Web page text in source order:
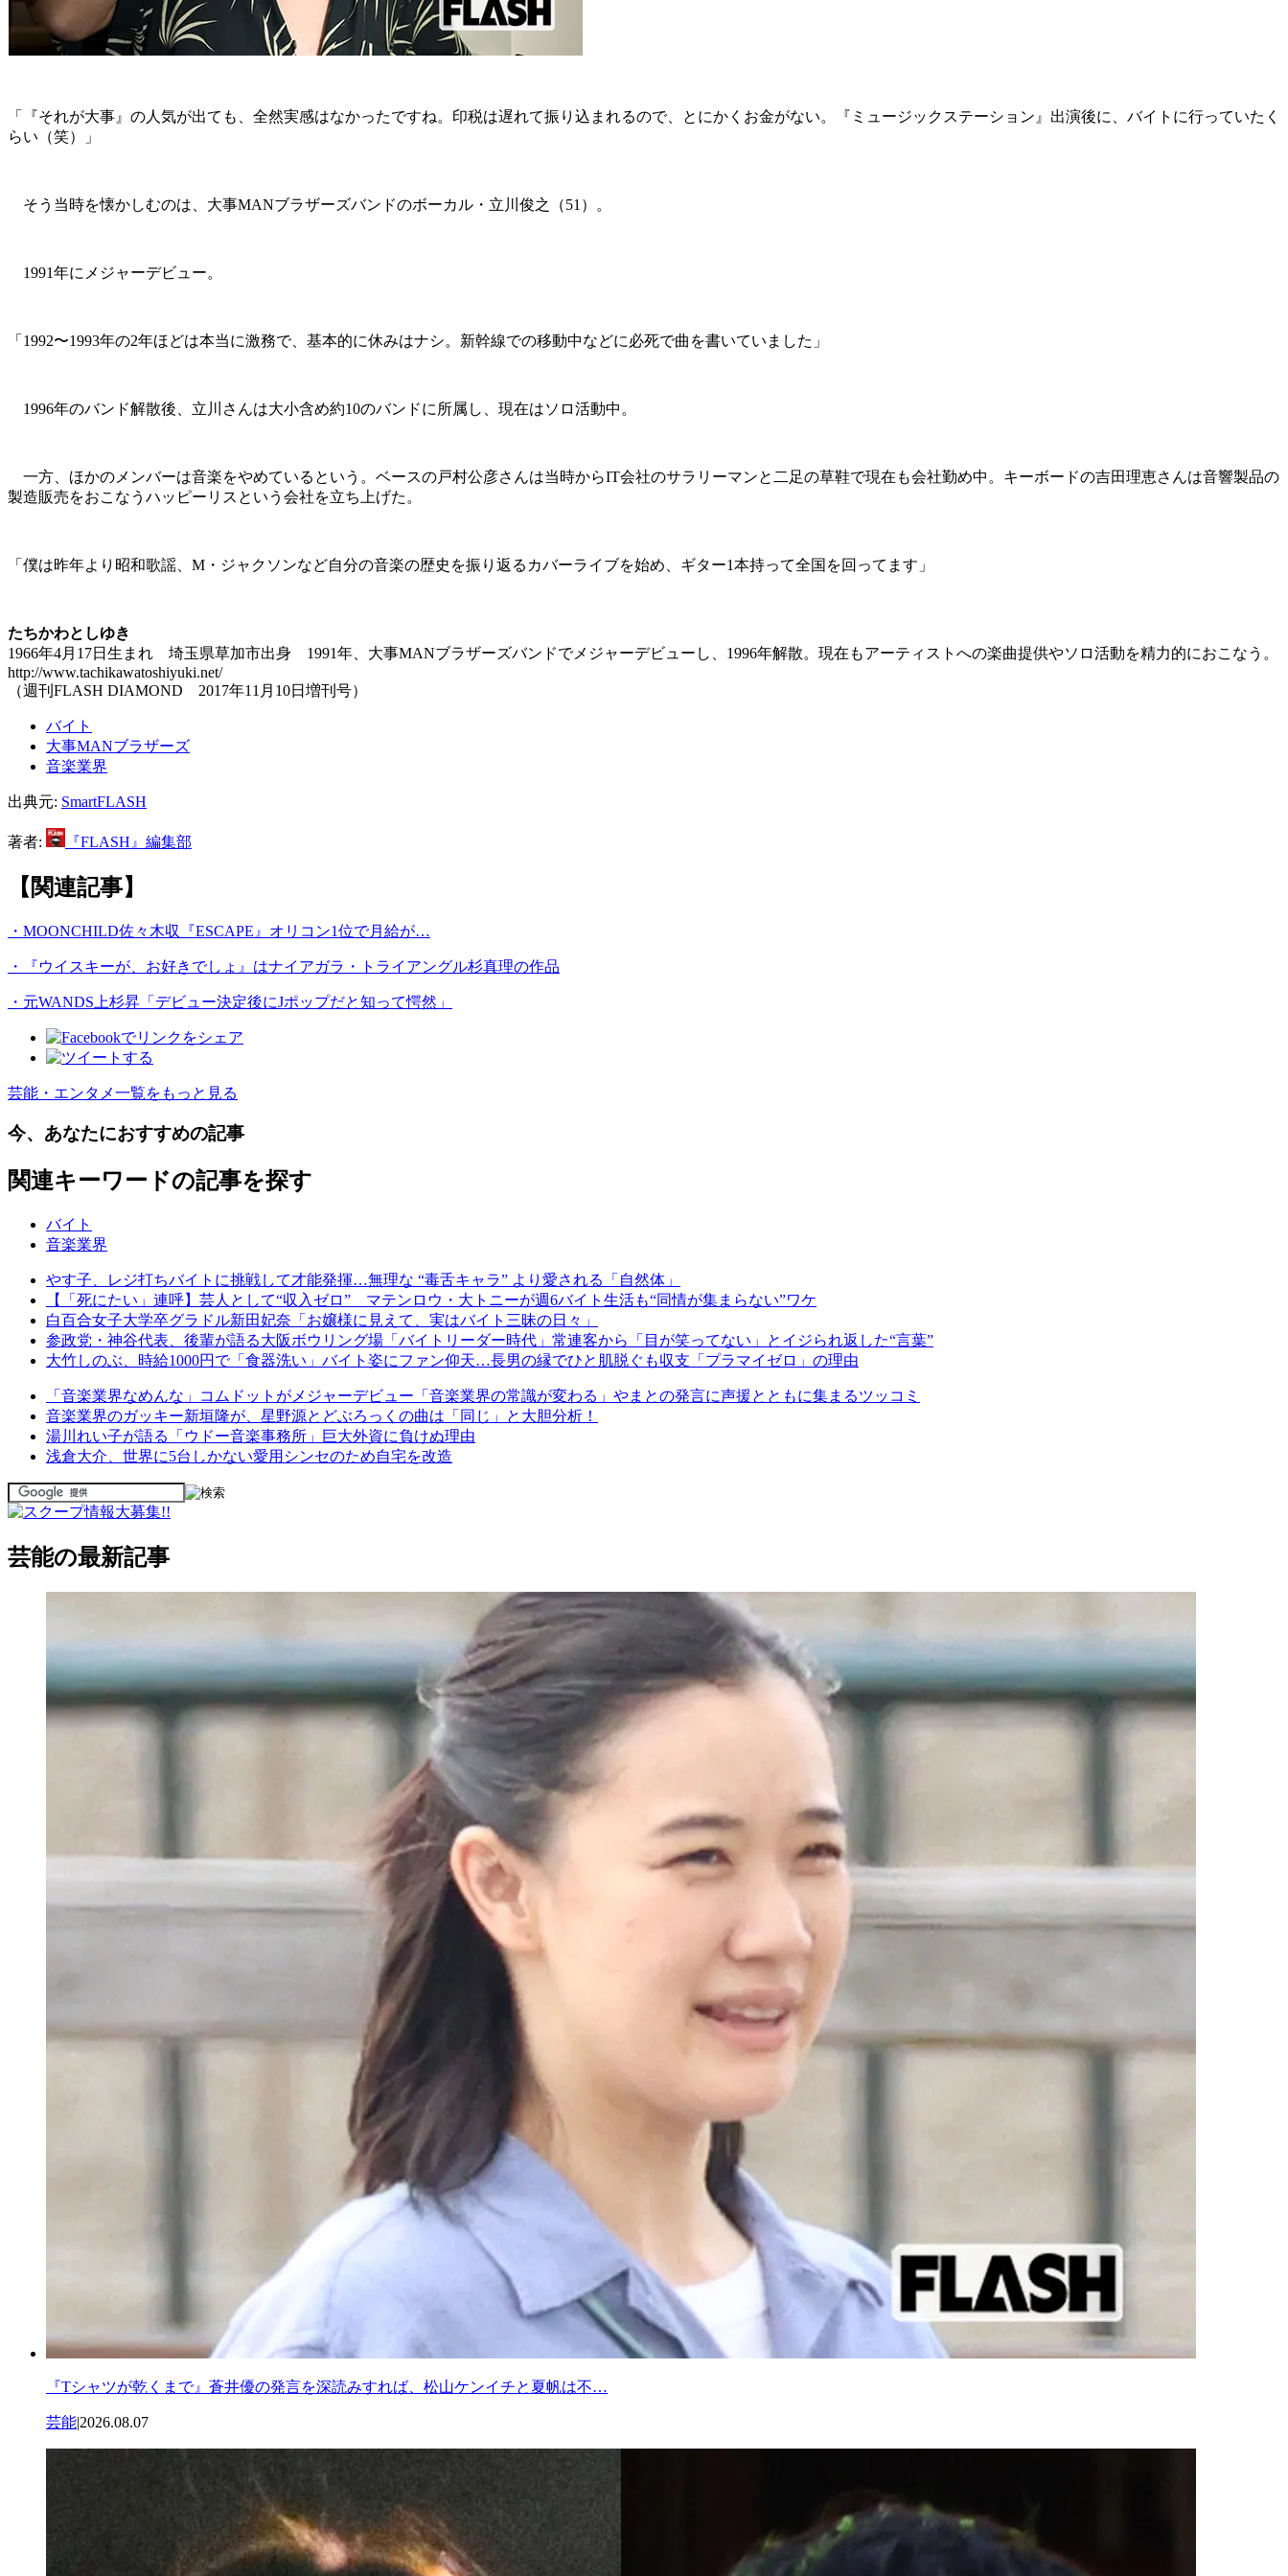
「『それが大事』の人気が出ても、全然実感はなかったですね。印税は遅れて振り込まれるので、とにかくお金がない。『ミュージックステーション』出演後に、バイトに行っていたく
らい（笑）」
そう当時を懐かしむのは、大事MANブラザーズバンドのボーカル・立川俊之（51）。
1991年にメジャーデビュー。
「1992〜1993年の2年ほどは本当に激務で、基本的に休みはナシ。新幹線での移動中などに必死で曲を書いていました」
1996年のバンド解散後、立川さんは大小含め約10のバンドに所属し、現在はソロ活動中。
一方、ほかのメンバーは音楽をやめているという。ベースの戸村公彦さんは当時からIT会社のサラリーマンと二足の草鞋で現在も会社勤め中。キーボードの吉田理恵さんは音響製品の
製造販売をおこなうハッピーリスという会社を立ち上げた。
「僕は昨年より昭和歌謡、M・ジャクソンなど自分の音楽の歴史を振り返るカバーライブを始め、ギター1本持って全国を回ってます」
たちかわとしゆき
1966年4月17日生まれ 埼玉県草加市出身 1991年、大事MANブラザーズバンドでメジャーデビューし、1996年解散。現在もアーティストへの楽曲提供やソロ活動を精力的におこなう。
http://www.tachikawatoshiyuki.net/
（週刊FLASH DIAMOND 2017年11月10日増刊号）
バイト
大事MANブラザーズ
音楽業界
出典元: SmartFLASH
著者: 『FLASH』編集部
【関連記事】
・MOONCHILD佐々木収『ESCAPE』オリコン1位で月給が…
・『ウイスキーが、お好きでしょ』はナイアガラ・トライアングル杉真理の作品
・元WANDS上杉昇「デビュー決定後にJポップだと知って愕然」
芸能・エンタメ一覧をもっと見る
今、あなたにおすすめの記事
関連キーワードの記事を探す
バイト
音楽業界
やす子、レジ打ちバイトに挑戦して才能発揮…無理な “毒舌キャラ” より愛される「自然体」
【「死にたい」連呼】芸人として“収入ゼロ” マテンロウ・大トニーが週6バイト生活も“同情が集まらない”ワケ
白百合女子大学卒グラドル新田妃奈「お嬢様に見えて、実はバイト三昧の日々」
参政党・神谷代表、後輩が語る大阪ボウリング場「バイトリーダー時代」常連客から「目が笑ってない」とイジられ返した“言葉”
大竹しのぶ、時給1000円で「食器洗い」バイト姿にファン仰天…長男の縁でひと肌脱ぐも収支「プラマイゼロ」の理由
「音楽業界なめんな」コムドットがメジャーデビュー「音楽業界の常識が変わる」やまとの発言に声援とともに集まるツッコミ
音楽業界のガッキー新垣隆が、星野源とどぶろっくの曲は「同じ」と大胆分析！
湯川れい子が語る「ウドー音楽事務所」巨大外資に負けぬ理由
浅倉大介、世界に5台しかない愛用シンセのため自宅を改造
芸能の最新記事
『Tシャツが乾くまで』蒼井優の発言を深読みすれば、松山ケンイチと夏帆は不…
芸能|2026.08.07